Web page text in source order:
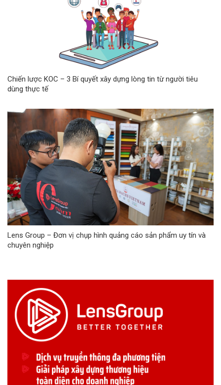
Chiến lược KOC – 3 Bí quyết xây dựng lòng tin từ người tiêu
dùng thực tế
Lens Group – Đơn vị chụp hình quảng cáo sản phẩm uy tín và
chuyên nghiệp